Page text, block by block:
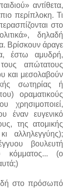
αντίθετα,
περίπλοκη. Τι
στο
δηλαδή
Βρίσκουν άραγε
έστω αμυδρή,
απώτατους
και μεσολαβούν
σωτηρίας ή
οραματικούς
έναν ευγενικό
της ατομικής
αλληλεγγύης);
βουλευτή
κόμματος... (ο
στο πρόσωπό